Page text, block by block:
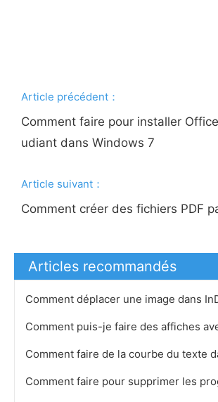
Article précédent：
Comment faire pour installer
udiant dans Windows 7
Article suivant：
Comment créer des fichiers PDF
Articles recommandés
Comment déplacer une image dans
Comment puis-je faire des affiches